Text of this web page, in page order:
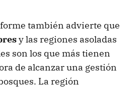
también advierte que
y las regiones asoladas
son los que más tienen
de alcanzar una gestión
La región